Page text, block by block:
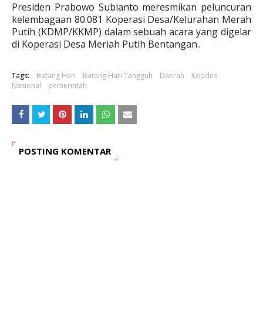
Presiden Prabowo Subianto meresmikan peluncuran
kelembagaan 80.081 Koperasi Desa/Kelurahan Merah
Putih (KDMP/KKMP) dalam sebuah acara yang digelar
di Koperasi Desa Meriah Putih Bentangan..
Tags: Batang Hari Batang Hari Tangguh Daerah
Kopdes
Nasional
pemerintah
POSTING KOMENTAR